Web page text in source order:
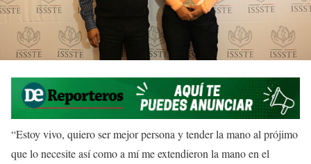
“Estoy vivo, quiero ser mejor persona y tender la mano al prójimo
que lo necesite así como a mí me extendieron la mano en el